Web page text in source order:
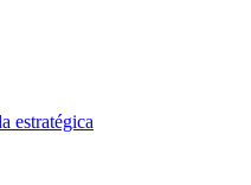
estratégica